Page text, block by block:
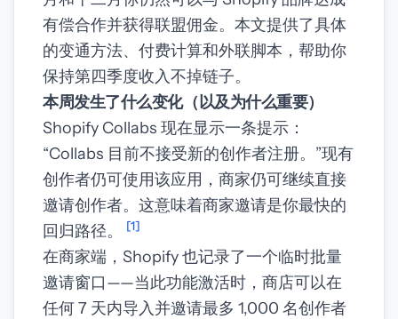
有偿合作并获得联盟佣金。本文提供了具体
的变通方法、付费计算和外联脚本，帮助你
保持第四季度收入不掉链子。
本周发生了什么变化（以及为什么重要）
Shopify Collabs 现在显示一条提示：
“Collabs 目前不接受新的创作者注册。”现有
创作者仍可使用该应用，商家仍可继续直接
邀请创作者。这意味着商家邀请是你最快的
回归路径。
[1]
在商家端，Shopify 也记录了一个临时批量
邀请窗口——当此功能激活时，商店可以在
任何 7 天内导入并邀请最多 1,000 名创作者